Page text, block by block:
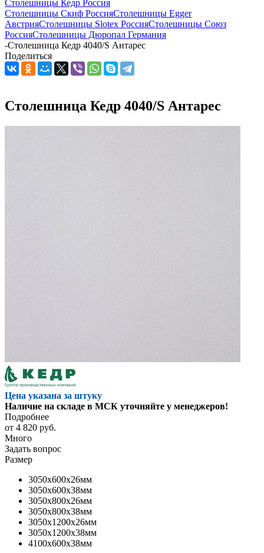
Столешницы Кедр Россия
Столешницы Скиф РоссияСтолешницы Egger
АвстрияСтолешницы Slotex РоссияСтолешницы Союз
РоссияСтолешницы Дюропал Германия
-Столешница Кедр 4040/S Антарес
Поделиться
Столешница Кедр 4040/S Антарес
Цена указана за штуку
Наличие на складе в МСК уточняйте у менеджеров!
Подробнее
от 4 820 руб.
Много
Задать вопрос
Размер
3050x600x26мм
3050x600x38мм
3050x800x26мм
3050x800x38мм
3050x1200x26мм
3050x1200x38мм
4100x600x38мм